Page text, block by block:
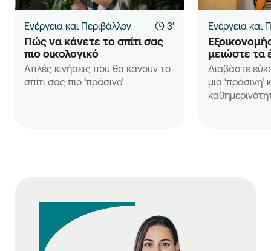
Ενέργεια και Περιβάλλον 3'
Πώς να κάνετε το σπίτι σας
πιο οικολογικό
Απλές κινήσεις που θα κάνουν το
σπίτι σας πιο ‘πράσινο’
Ενέργεια και
μειώστε τα
Διαβάστε
μια ‘πράσινη’